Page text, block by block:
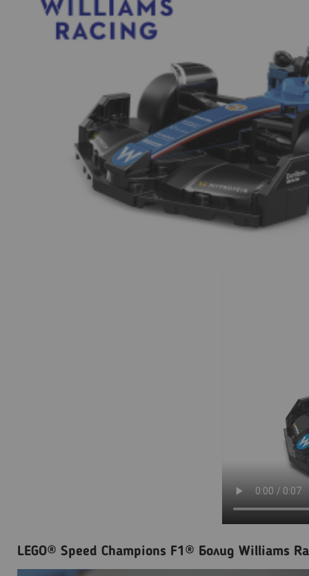
LEGO® Speed Champions F1® Болид Williams